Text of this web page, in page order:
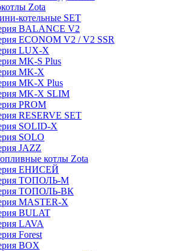
Zota
котельные SET
BALANCE V2
ECONOM V2 / V2 SSR
LUX-X
MK-S Plus
MK-X
MK-X Plus
MK-X SLIM
PROM
RESERVE SET
SOLID-X
SOLO
JAZZ
котлы Zota
ЕНИСЕЙ
ТОПОЛЬ-М
ТОПОЛЬ-ВК
MASTER-X
BULAT
LAVA
Forest
BOX